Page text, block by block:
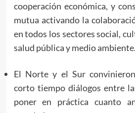
cooperación económica, y
mutua activando la
en todos los sectores social,
salud pública y medio ambiente.
El Norte y el Sur
corto tiempo diálogos entre
poner en práctica cuanto